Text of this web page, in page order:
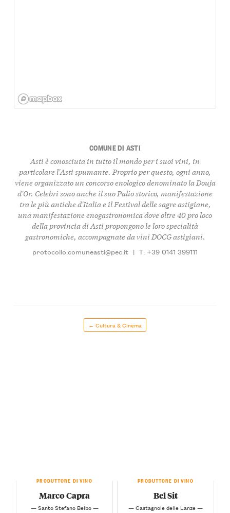
COMUNE DI ASTI
Asti è conosciuta in tutto il mondo per i suoi vini, in
particolare l'Asti spumante. Proprio per questo, ogni anno,
viene organizzato un concorso enologico denominato la Douja
d'Or. Celebri sono anche il suo Palio storico, manifestazione
tra le più antiche d'Italia e il Festival delle sagre astigiane,
una manifestazione enogastronomica dove oltre 40 pro loco
della provincia di Asti propongono le loro specialità
gastronomiche, accompagnate da vini DOCG astigiani.
protocollo.comuneasti@pec.it | T: +39 0141 399111
← Cultura & Cinema
PRODUTTORE DI VINO
Marco Capra
— Santo Stefano Belbo —
PRODUTTORE DI VINO
Bel Sit
— Castagnole delle Lanze —